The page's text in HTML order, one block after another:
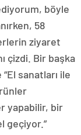
böyle
58
ziyaret
çizdi. Bir başka
sanatları ile
yapabilir, bir
geçiyor.”